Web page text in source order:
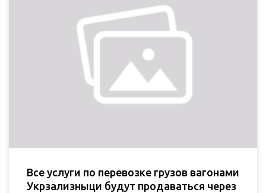
Все услуги по перевозке грузов вагонами
Укрзализныци будут продаваться через